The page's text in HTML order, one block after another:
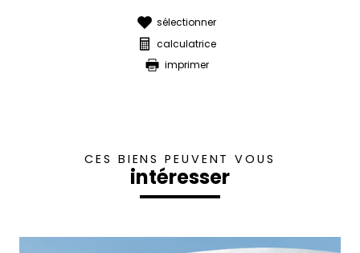
sélectionner
calculatrice
imprimer
CES BIENS PEUVENT VOUS
intéresser